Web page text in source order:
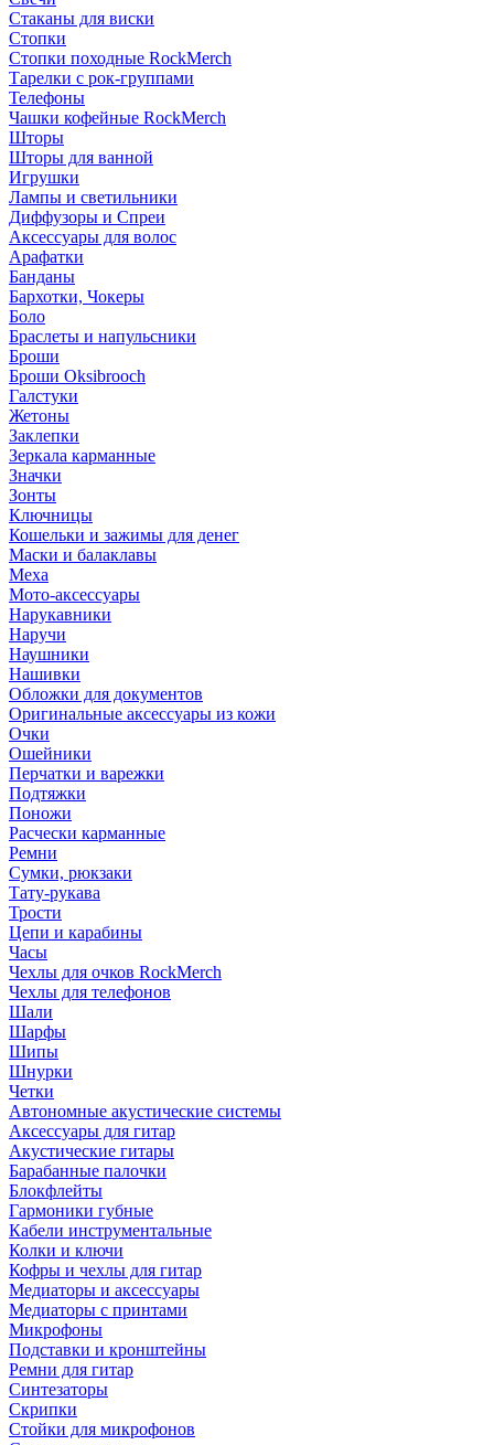
Стаканы для виски
Стопки
Стопки походные RockMerch
Тарелки с рок-группами
Телефоны
Чашки кофейные RockMerch
Шторы
Шторы для ванной
Игрушки
Лампы и светильники
Диффузоры и Спреи
Аксессуары для волос
Арафатки
Банданы
Бархотки, Чокеры
Боло
Браслеты и напульсники
Броши
Броши Oksibrooch
Галстуки
Жетоны
Заклепки
Зеркала карманные
Значки
Зонты
Ключницы
Кошельки и зажимы для денег
Маски и балаклавы
Меха
Мото-аксессуары
Нарукавники
Наручи
Наушники
Нашивки
Обложки для документов
Оригинальные аксессуары из кожи
Очки
Ошейники
Перчатки и варежки
Подтяжки
Поножи
Расчески карманные
Ремни
Сумки, рюкзаки
Тату-рукава
Трости
Цепи и карабины
Часы
Чехлы для очков RockMerch
Чехлы для телефонов
Шали
Шарфы
Шипы
Шнурки
Четки
Автономные акустические системы
Аксессуары для гитар
Акустические гитары
Барабанные палочки
Блокфлейты
Гармоники губные
Кабели инструментальные
Колки и ключи
Кофры и чехлы для гитар
Медиаторы и аксессуары
Медиаторы с принтами
Микрофоны
Подставки и кронштейны
Ремни для гитар
Синтезаторы
Скрипки
Стойки для микрофонов